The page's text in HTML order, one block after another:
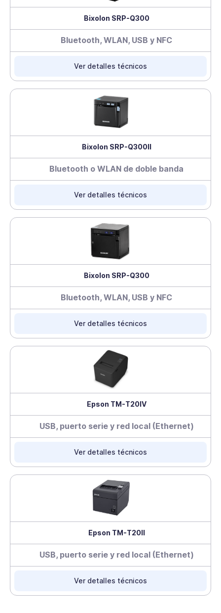
Bixolon SRP-Q300
Bluetooth, WLAN, USB y NFC
Ver detalles técnicos
Bixolon SRP-Q300II
Bluetooth o WLAN de doble banda
Ver detalles técnicos
Bixolon SRP-Q300
Bluetooth, WLAN, USB y NFC
Ver detalles técnicos
Epson TM-T20IV
USB, puerto serie y red local (Ethernet)
Ver detalles técnicos
Epson TM-T20II
USB, puerto serie y red local (Ethernet)
Ver detalles técnicos